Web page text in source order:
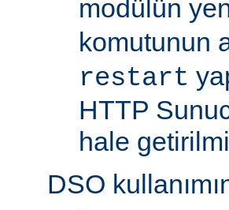
modülün
komutunun
restart
HTTP
hale
DSO